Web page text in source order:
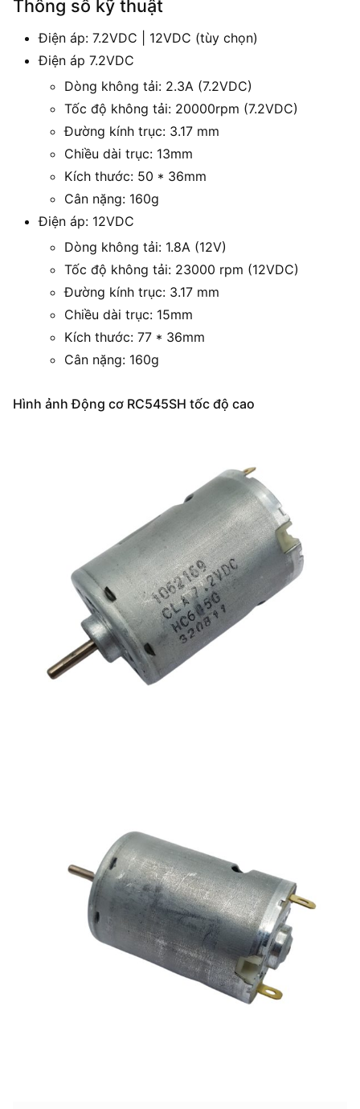
Thông số kỹ thuật
Điện áp: 7.2VDC | 12VDC (tùy chọn)
Điện áp 7.2VDC
Dòng không tải: 2.3A (7.2VDC)
Tốc độ không tải: 20000rpm (7.2VDC)
Đường kính trục: 3.17 mm
Chiều dài trục: 13mm
Kích thước: 50 * 36mm
Cân nặng: 160g
Điện áp: 12VDC
Dòng không tải: 1.8A (12V)
Tốc độ không tải: 23000 rpm (12VDC)
Đường kính trục: 3.17 mm
Chiều dài trục: 15mm
Kích thước: 77 * 36mm
Cân nặng: 160g
Hình ảnh Động cơ RC545SH tốc độ cao